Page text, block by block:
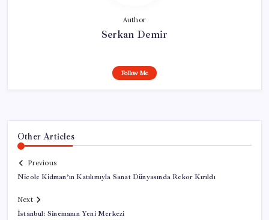
Author
Serkan Demir
Follow Me
Other Articles
Previous
Nicole Kidman’ın Katılımıyla Sanat Dünyasında Rekor Kırıldı
Next
İstanbul: Sinemanın Yeni Merkezi